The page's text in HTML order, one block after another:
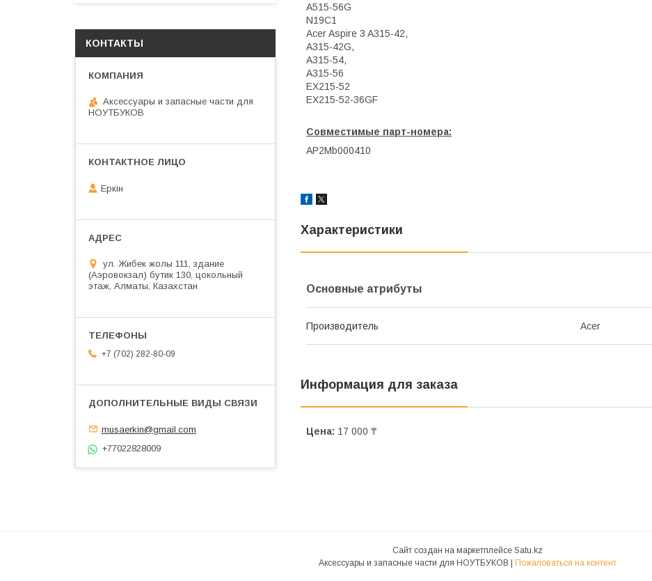
A515-56G
N19C1
Acer Aspire 3 A315-42,
A315-42G,
A315-54,
A315-56
EX215-52
EX215-52-36GF
Совместимые парт-номера:
AP2Mb000410
Характеристики
Основные атрибуты
Производитель Acer
Информация для заказа
Цена: 17 000 ₸
КОНТАКТЫ
Аксессуары и запасные части для
НОУТБУКОВ
Еркін
ул. Жибек жолы 111, здание
(Аэровокзал) бутик 130, цокольный
этаж, Алматы, Казахстан
+7 (702) 282-80-09
musaerkin@gmail.com
+77022828009
Сайт создан на маркетплейсе Satu.kz
Аксессуары и запасные части для НОУТБУКОВ | Пожаловаться на контент